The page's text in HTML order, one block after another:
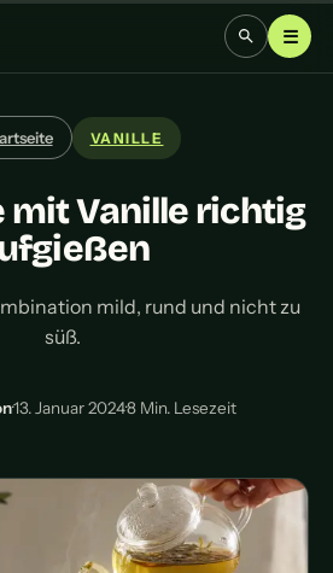
☰
VANILLE
mit Vanille richtig
mild, rund und nicht zu
süß.
·13. Januar 2024·8 Min. Lesezeit